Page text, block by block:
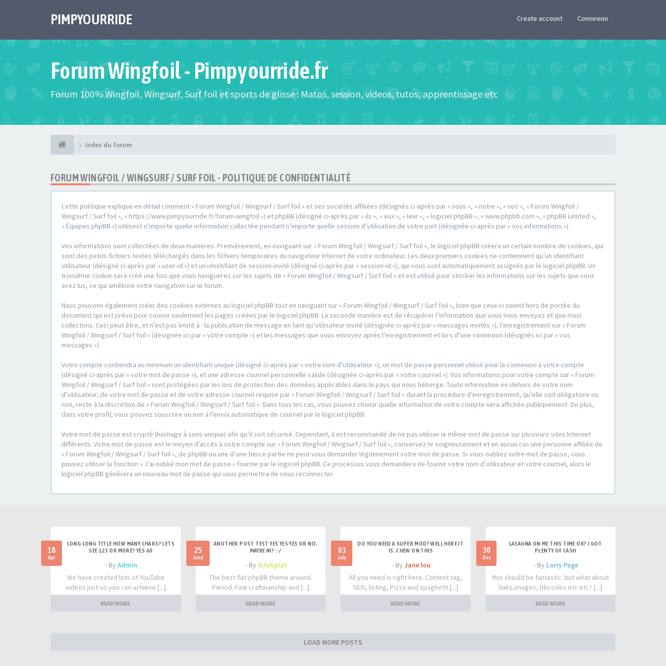
PIMPYOURRIDE Create account Connexion
Forum Wingfoil - Pimpyourride.fr
Forum 100% Wingfoil, Wingsurf, Surf foil et sports de glisse : Matos, session, videos, tutos, apprentissage etc
Index du forum
FORUM WINGFOIL / WINGSURF / SURF FOIL - POLITIQUE DE CONFIDENTIALITÉ
Cette politique explique en détail comment « Forum Wingfoil / Wingsurf / Surf foil » et ses sociétés affiliées (désignés ci-après par « nous », « notre », « nos », « Forum Wingfoil /
Wingsurf / Surf foil », « https://www.pimpyourride.fr/forum-wingfoil ») et phpBB (désigné ci-après par « ils », « eux », « leur », « logiciel phpBB », « www.phpbb.com », « phpBB Limited »,
« Équipes phpBB ») utilisent n’importe quelle information collectée pendant n’importe quelle session d’utilisation de votre part (désignée ci-après par « vos informations »).
Vos informations sont collectées de deux manières. Premièrement, en naviguant sur « Forum Wingfoil / Wingsurf / Surf foil », le logiciel phpBB créera un certain nombre de cookies, qui
sont des petits fichiers textes téléchargés dans les fichiers temporaires du navigateur Internet de votre ordinateur. Les deux premiers cookies ne contiennent qu’un identifiant
utilisateur (désigné ci-après par « user-id ») et un identifiant de session invité (désigné ci-après par « session-id »), qui vous sont automatiquement assignés par le logiciel phpBB. Un
troisième cookie sera créé une fois que vous naviguerez sur les sujets de « Forum Wingfoil / Wingsurf / Surf foil » et est utilisé pour stocker les informations sur les sujets que vous
avez lus, ce qui améliore votre navigation sur le forum.
Nous pouvons également créer des cookies externes au logiciel phpBB tout en naviguant sur « Forum Wingfoil / Wingsurf / Surf foil », bien que ceux-ci soient hors de portée du
document qui est prévu pour couvrir seulement les pages créées par le logiciel phpBB. La seconde manière est de récupérer l’information que vous nous envoyez et que nous
collectons. Ceci peut être, et n’est pas limité à : la publication de message en tant qu’utilisateur invité (désignée ci-après par « messages invités »), l’enregistrement sur « Forum
Wingfoil / Wingsurf / Surf foil » (désignée ici par « votre compte ») et les messages que vous envoyez après l’enregistrement et lors d’une connexion (désignés ici par « vos
messages »).
Votre compte contiendra au minimum un identifiant unique (désigné ci-après par « votre nom d’utilisateur »), un mot de passe personnel utilisé pour la connexion à votre compte
(désigné ci-après par « votre mot de passe »), et une adresse courriel personnelle valide (désignée ci-après par « votre courriel »). Vos informations pour votre compte sur « Forum
Wingfoil / Wingsurf / Surf foil » sont protégées par les lois de protection des données applicables dans le pays qui nous héberge. Toute information en-dehors de votre nom
d’utilisateur, de votre mot de passe et de votre adresse courriel requise par « Forum Wingfoil / Wingsurf / Surf foil » durant la procédure d’enregistrement, qu’elle soit obligatoire ou
non, reste à la discrétion de « Forum Wingfoil / Wingsurf / Surf foil ». Dans tous les cas, vous pouvez choisir quelle information de votre compte sera affichée publiquement. De plus,
dans votre profil, vous pouvez souscrire ou non à l’envoi automatique de courriel par le logiciel phpBB.
Votre mot de passe est crypté (hashage à sens unique) afin qu’il soit sécurisé. Cependant, il est recommandé de ne pas utiliser le même mot de passe sur plusieurs sites Internet
différents. Votre mot de passe est le moyen d’accès à votre compte sur « Forum Wingfoil / Wingsurf / Surf foil », conservez-le soigneusement et en aucun cas une personne affiliée de
« Forum Wingfoil / Wingsurf / Surf foil », de phpBB ou une d’une tierce partie ne peut vous demander légitimement votre mot de passe. Si vous oubliez votre mot de passe, vous
pouvez utiliser la fonction « J’ai oublié mon mot de passe » fournie par le logiciel phpBB. Ce processus vous demandera de fournir votre nom d’utilisateur et votre courriel, alors le
logiciel phpBB générera un nouveau mot de passe qui vous permettra de vous reconnecter.
18
Apr
LONG LONG TITLE HOW MANY CHARS? LETS
SEE 123 OK MORE? YES 60
- ByAdmin
We have created lots of YouTube
videos just so you can achieve [...]
READ MORE
25
June
ANOTHER POST TEST YES YES YES OR NO,
MAYBE NI? :-/
- BySiteSplat
The best flat phpBB theme around.
Period. Fine craftmanship and [...]
READ MORE
03
July
DO YOU NEED A SUPER MOD? WELL HERE IT
IS. CHEW ON THIS
- By Jane lou
All you need is right here. Content tag,
SEO, listing, Pizza and spaghetti [...]
READ MORE
30
Dec
LASAGNA ON ME THIS TIME OK? I GOT
PLENTY OF CASH
- By Larry Page
this should be fantastic. but what about
links,images, bbcodes etc etc? [...]
READ MORE
LOAD MORE POSTS